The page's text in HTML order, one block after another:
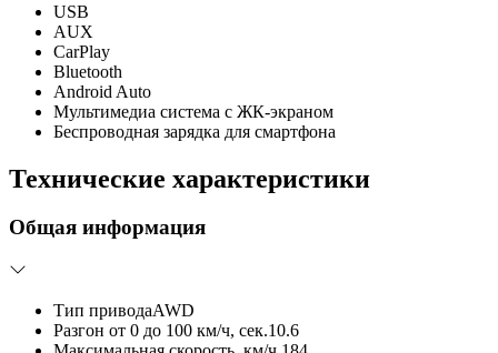
USB
AUX
CarPlay
Bluetooth
Android Auto
Мультимедиа система с ЖК-экраном
Беспроводная зарядка для смартфона
Технические характеристики
Общая информация
Тип приводаAWD
Разгон от 0 до 100 км/ч, сек.10.6